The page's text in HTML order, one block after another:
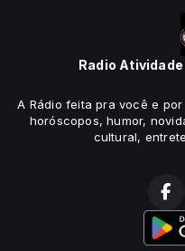
Radio Atividade
A Rádio feita pra você e
horóscopos, humor,
cultural,